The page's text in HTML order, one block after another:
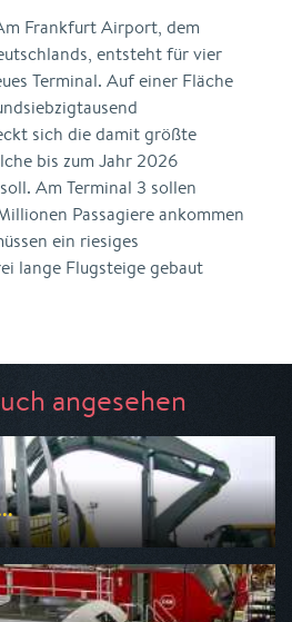
Frankfurt Airport, dem
entsteht für vier
Terminal. Auf einer Fläche
sich die damit größte
bis zum Jahr 2026
Am Terminal 3 sollen
Passagiere ankommen
ein riesiges
lange Flugsteige gebaut
angesehen